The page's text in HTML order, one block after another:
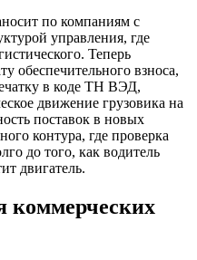
по компаниям с
управления, где
Теперь
обеспечительного взноса,
в коде ТН ВЭД,
движение грузовика на
поставок в новых
контура, где проверка
до того, как водитель
двигатель.
коммерческих